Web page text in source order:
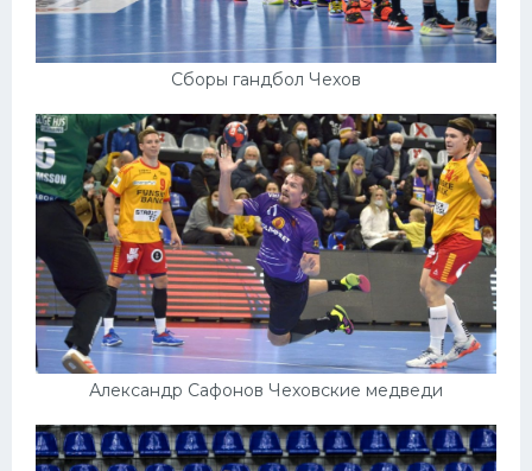
Сборы гандбол Чехов
Александр Сафонов Чеховские медведи